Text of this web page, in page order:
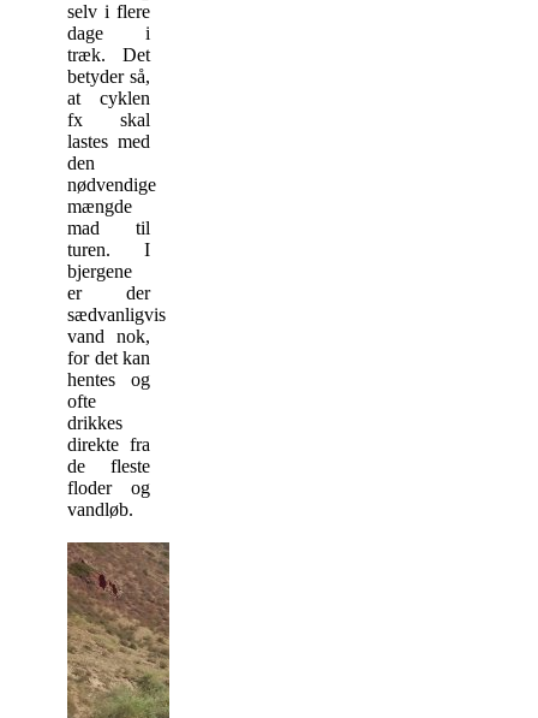
selv i flere
dage i
træk. Det
betyder så,
at cyklen
fx skal
lastes med
den
nødvendige
mængde
mad til
turen. I
bjergene
er der
sædvanligvis
vand nok,
for det kan
hentes og
ofte
drikkes
direkte fra
de fleste
floder og
vandløb.